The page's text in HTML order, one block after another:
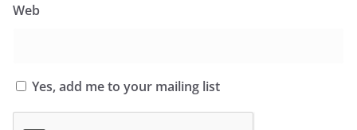
Web
Yes, add me to your mailing list